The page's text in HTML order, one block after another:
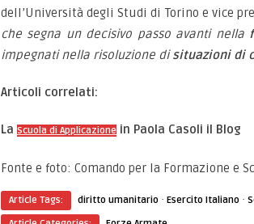
dell’Università degli Studi di Torino e vice
che segna un decisivo passo avanti nella
impegnati nella risoluzione disituazioni di
Articoli correlati:
La Scuola di Applicazione in Paola Casoli il Blog
Fonte e foto: Comando per la Formazione e
Article Tags: diritto umanitario · Esercito Italiano ·